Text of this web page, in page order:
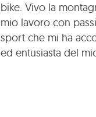
bike. Vivo la
mio lavoro con
sport che mi ha
ed entusiasta del